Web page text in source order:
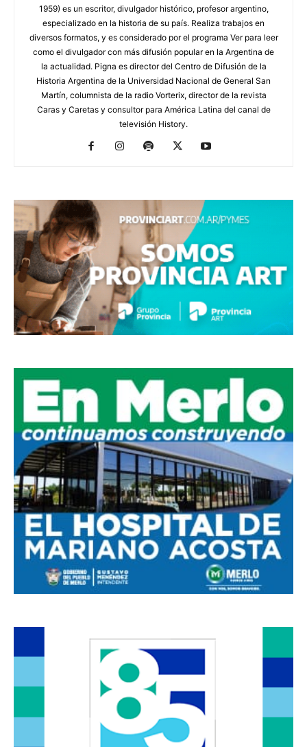
1959) es un escritor, divulgador histórico, profesor argentino,
especializado en la historia de su país. Realiza trabajos en
diversos formatos, y es considerado por el programa Ver para leer
como el divulgador con más difusión popular en la Argentina de
la actualidad. Pigna es director del Centro de Difusión de la
Historia Argentina de la Universidad Nacional de General San
Martín, columnista de la radio Vorterix, director de la revista
Caras y Caretas y consultor para América Latina del canal de
televisión History.